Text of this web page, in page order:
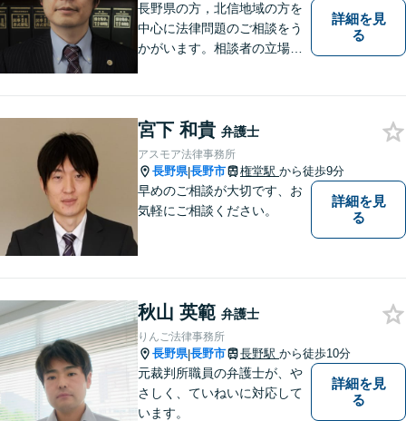
長野県の方，北信地域の方を
中心に法律問題のご相談をう
かがいます。相談者の立場を
詳細を見
る
宮下 和貴 弁護士
アスモア法律事務所
長野県|長野市 権堂駅 から徒歩9分
早めのご相談が大切です、お
気軽にご相談ください。
詳細を見
る
秋山 英範 弁護士
りんご法律事務所
長野県|長野市 長野駅 から徒歩10分
元裁判所職員の弁護士が、や
さしく、ていねいに対応して
います。
詳細を見
る